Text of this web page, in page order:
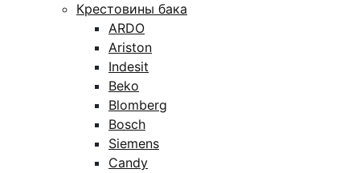
Крестовины бака
ARDO
Ariston
Indesit
Beko
Blomberg
Bosch
Siemens
Candy